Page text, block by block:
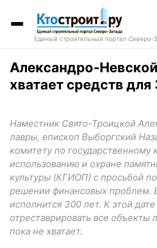
Единый строительный портал Северо-
Александро-
хватает средств
Наместник Свято-Троицкой
лавры, епископ Выборгский
комитету по государственному
использованию и охране
культуры (КГИОП) с просьбой
решении финансовых проблем.
исполнится 300 лет. К этой
отреставрировать все объекты
пока не хватает.